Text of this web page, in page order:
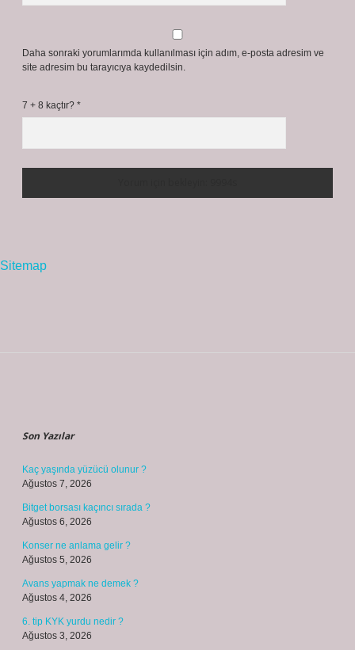
Daha sonraki yorumlarımda kullanılması için adım, e-posta adresim ve
site adresim bu tarayıcıya kaydedilsin.
7 + 8 kaçtır? *
Sitemap
Son Yazılar
Kaç yaşında yüzücü olunur ?
Ağustos 7, 2026
Bitget borsası kaçıncı sırada ?
Ağustos 6, 2026
Konser ne anlama gelir ?
Ağustos 5, 2026
Avans yapmak ne demek ?
Ağustos 4, 2026
6. tip KYK yurdu nedir ?
Ağustos 3, 2026